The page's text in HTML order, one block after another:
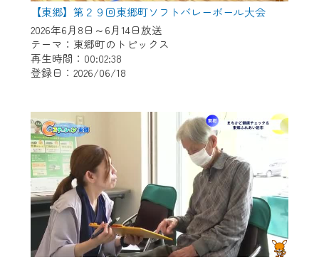
【東郷】第２９回東郷町ソフトバレーボール大会
2026年6月8日～6月14日放送
テーマ：東郷町のトピックス
再生時間：00:02:38
登録日：2026/06/18
※マイページへのログインには、MyIDが必
要となります。
※MyIDとは、CCNet Web TVを含むCCNetの
各種サービスをご利用頂くためのIDです。
で設定できます。
（GmailやYahooなどのフリーメールアドレ
スでも作成可能です）
※マイページへのログイン・MyIDの新規登
録はこちらから
※CCNetアプリをご利用中の方は引き続き
ご視聴いただけます。